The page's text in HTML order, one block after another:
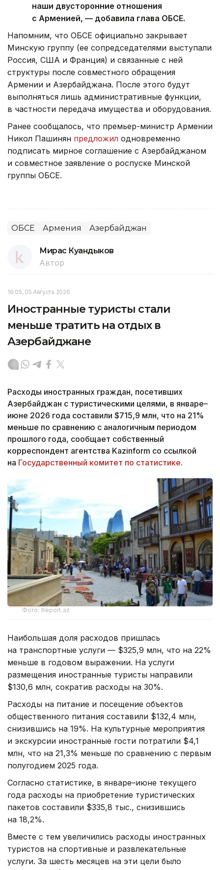
наши двусторонние отношения
с Арменией, — добавила глава ОБСЕ.
Напомним, что ОБСЕ официально закрывает
Минскую группу (ее сопредседателями выступали
Россия, США и Франция) и связанные с ней
структуры после совместного обращения
Армении и Азербайджана. После этого будут
выполняться лишь административные функции,
в частности передача имущества и оборудования.
Ранее сообщалось, что премьер-министр Армении
Никол Пашинян предложил одновременно
подписать мирное соглашение с Азербайджаном
и совместное заявление о роспуске Минской
группы ОБСЕ.
ОБСЕ Армения Азербайджан
Мирас Куандыков
Автор
16:05, 05 Августа 2026
Иностранные туристы стали
меньше тратить на отдых в
Азербайджане
Расходы иностранных граждан, посетивших
Азербайджан с туристическими целями, в январе–
июне 2026 года составили $715,9 млн, что на 21%
меньше по сравнению с аналогичным периодом
прошлого года, сообщает собственный
корреспондент агентства Kazinform со ссылкой
на Государственный комитет по статистике.
Фото: Report.az
Наибольшая доля расходов пришлась
на транспортные услуги — $325,9 млн, что на 22%
меньше в годовом выражении. На услуги
размещения иностранные туристы направили
$130,6 млн, сократив расходы на 30%.
Расходы на питание и посещение объектов
общественного питания составили $132,4 млн,
снизившись на 19%. На культурные мероприятия
и экскурсии иностранные гости потратили $4,1
млн, что на 21,3% меньше по сравнению с первым
полугодием 2025 года.
Согласно статистике, в январе–июне текущего
года расходы на приобретение туристических
пакетов составили $335,8 тыс., снизившись
на 18,2%.
Вместе с тем увеличились расходы иностранных
туристов на спортивные и развлекательные
услуги. За шесть месяцев на эти цели было